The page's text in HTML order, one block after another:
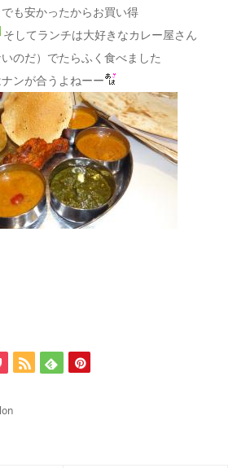
も安かったからお買い得
そしてランチは大好きなカレー屋さん
のだ）でたらふく食べました
ンが合うよねーー